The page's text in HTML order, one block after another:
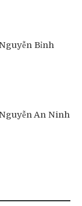
Bỉnh
An Ninh